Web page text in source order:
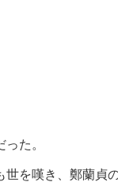
た。
を嘆き、鄭蘭貞